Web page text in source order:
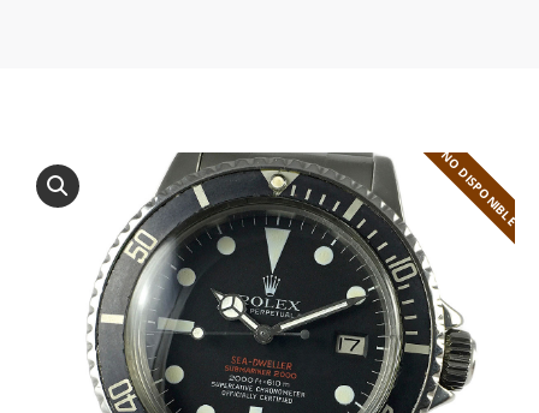
NO DISPONIBLE